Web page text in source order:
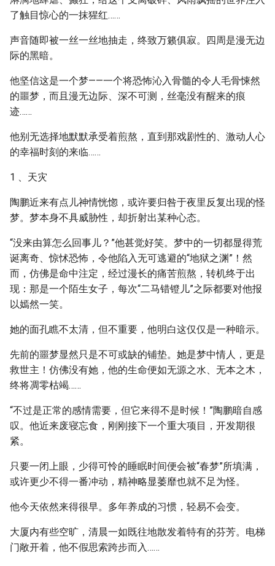
了触目惊心的一抹猩红……
声音随即被一丝一丝地抽走，终致万籁俱寂。四周是漫无边
际的黑暗。
他坚信这是一个梦——一个将恐怖沁入骨髓的令人毛骨悚然
的噩梦，而且漫无边际、深不可测，丝毫没有醒来的痕
迹……
他别无选择地默默承受着煎熬，直到那戏剧性的、激动人心
的幸福时刻的来临……
1 、天灾
陶鹏近来有点儿神情恍惚，或许要归咎于夜里反复出现的怪
梦。梦本身不具威胁性，却折射出某种心态。
“没来由算怎么回事儿？”他甚觉好笑。梦中的一切都显得荒
诞离奇、惊怵恐怖，令他陷入无可逃避的“地狱之渊”！然
而，仿佛是命中注定，经过漫长的痛苦煎熬，转机终于出
现：那是一个陌生女子，每次“二马错镫儿”之际都要对他报
以嫣然一笑。
她的面孔瞧不太清，但不重要，他明白这仅仅是一种暗示。
先前的噩梦显然只是不可或缺的铺垫。她是梦中情人，更是
救世主！仿佛没有她，他的生命便如无源之水、无本之木，
终将凋零枯竭……
“不过是正常的感情需要，但它来得不是时候！”陶鹏暗自感
叹。他近来废寝忘食，刚刚接下一个重大项目，开发期很
紧。
只要一闭上眼，少得可怜的睡眠时间便会被“春梦”所填满，
或许更少不得一番冲动，精神略显萎靡也就不足为怪。
他今天依然来得很早。多年养成的习惯，轻易不会变。
大厦内有些空旷，清晨一如既往地散发着特有的芬芳。电梯
门敞开着，他不假思索跨步而入……